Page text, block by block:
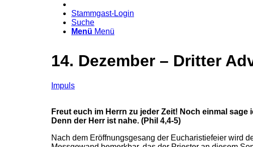
Stammgast-Login
Suche
Menü Menü
14. Dezember – Dritter
Impuls
Freut euch im Herrn zu jeder Zeit! Noch einmal sage
Denn der Herr ist nahe. (Phil 4,4-5)
Nach dem Eröffnungsgesang der Eucharistiefeier wird